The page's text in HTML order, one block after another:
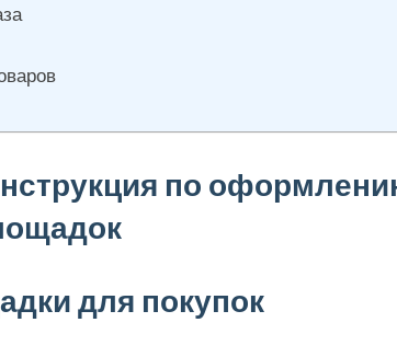
по
для покупок